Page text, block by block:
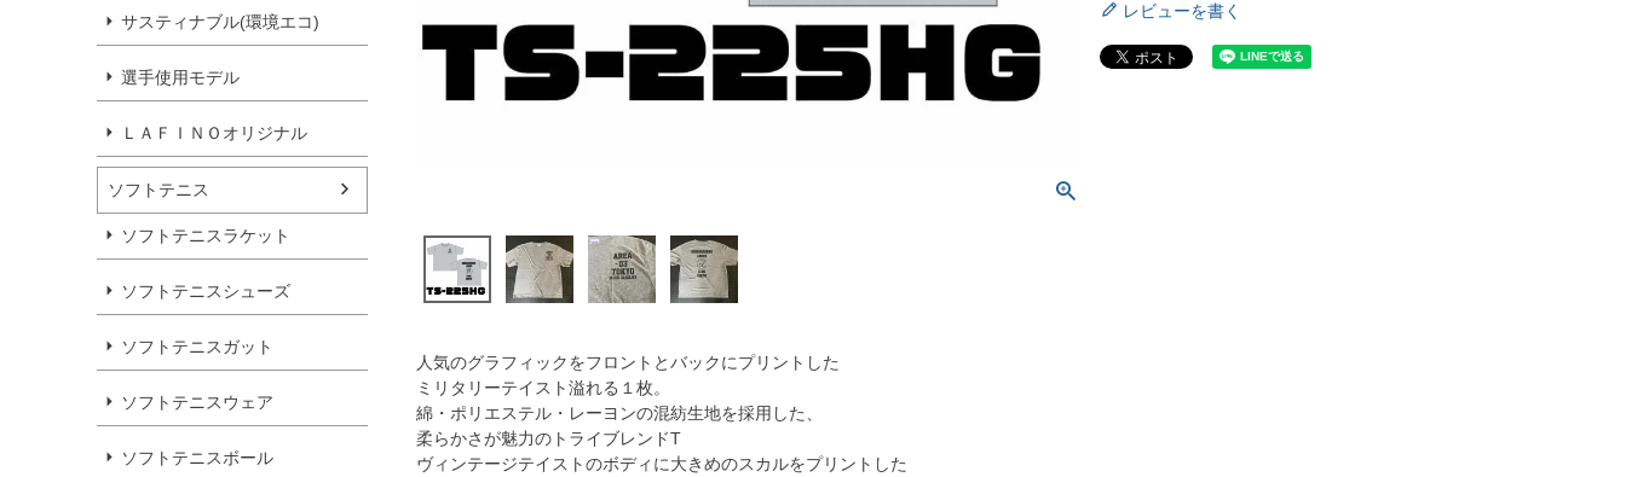
サスティナブル(環境エコ)
選手使用モデル
ＬＡＦＩＮＯオリジナル
ソフトテニス
ソフトテニスラケット
ソフトテニスシューズ
ソフトテニスガット
ソフトテニスウェア
ソフトテニスボール
人気のグラフィックをフロントとバックにプリントした
ミリタリーテイスト溢れる１枚。
綿・ポリエステル・レーヨンの混紡生地を採用した、
柔らかさが魅力のトライブレンドT
ヴィンテージテイストのボディに大きめのスカルをプリントした
レビューを書く